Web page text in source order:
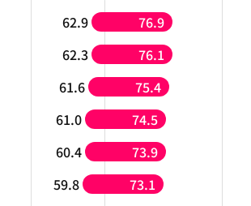
62.9 76.9
62.3 76.1
61.6 75.4
61.0 74.5
60.4 73.9
59.8 73.1